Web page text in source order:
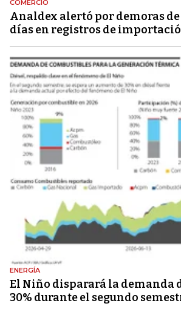
COMERCIO
Analdex alertó por demoras
días en registros de
ENERGÍA
El Niño disparará la demanda
30% durante el segundo